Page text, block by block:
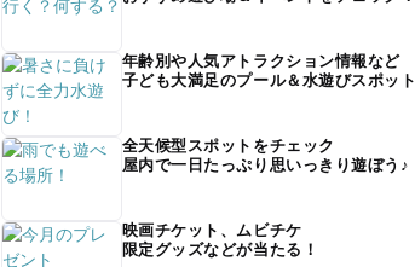
年齢別や人気アトラクション情報など
子ども大満足のプール＆水遊びスポット
全天候型スポットをチェック
屋内で一日たっぷり思いっきり遊ぼう♪
映画チケット、ムビチケ
限定グッズなどが当たる！